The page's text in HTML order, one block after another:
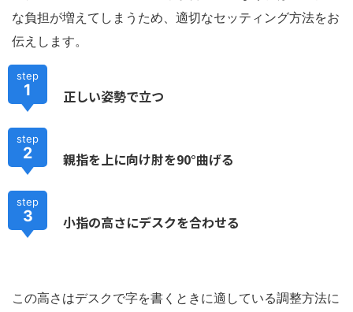
な負担が増えてしまうため、適切なセッティング方法をお
伝えします。
step
1 正しい姿勢で立つ
step
2 親指を上に向け肘を90°曲げる
step
3 小指の高さにデスクを合わせる
この高さはデスクで字を書くときに適している調整方法に